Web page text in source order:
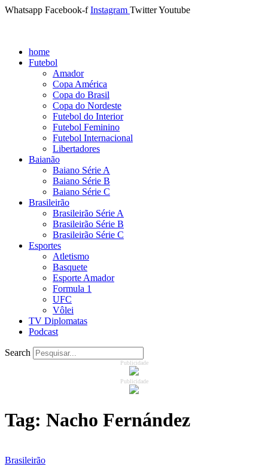
Whatsapp Facebook-f Instagram TwitterYoutube
home
Futebol
Amador
Copa América
Copa do Brasil
Copa do Nordeste
Futebol do Interior
Futebol Feminino
Futebol Internacional
Libertadores
Baianão
Baiano Série A
Baiano Série B
Baiano Série C
Brasileirão
Brasileirão Série A
Brasileirão Série B
Brasileirão Série C
Esportes
Atletismo
Basquete
Esporte Amador
Formula 1
UFC
Vôlei
TV Diplomatas
Podcast
Search
Publicidade
Publicidade
Tag: Nacho Fernández
Brasileirão